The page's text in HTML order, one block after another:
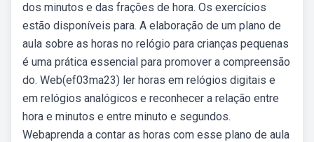
dos minutos e das frações de hora. Os exercícios
estão disponíveis para. A elaboração de um plano de
aula sobre as horas no relógio para crianças pequenas
é uma prática essencial para promover a compreensão
do. Web(ef03ma23) ler horas em relógios digitais e
em relógios analógicos e reconhecer a relação entre
hora e minutos e entre minuto e segundos.
Webaprenda a contar as horas com esse plano de aula